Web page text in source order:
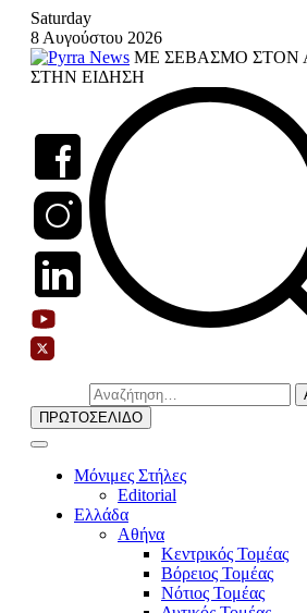
Skip
content
Saturday
8 Αυγούστου 2026
ΜΕ ΣΕΒΑΣΜΟ ΣΤΟΝ
ΣΤΗΝ ΕΙΔΗΣΗ
Αναζήτηση
για:
ΠΡΩΤΟΣΕΛΙΔΟ
Μόνιμες Στήλες
Editorial
Ελλάδα
Αθήνα
Κεντρικός Τομέας
Βόρειος Τομέας
Νότιος Τομέας